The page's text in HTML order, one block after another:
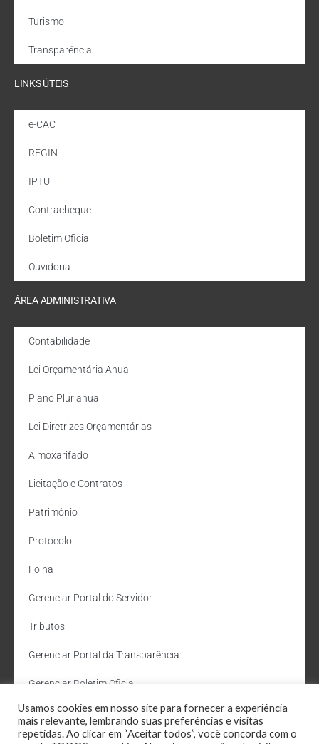
Turismo
Transparência
LINKS ÚTEIS
e-CAC
REGIN
IPTU
Contracheque
Boletim Oficial
Ouvidoria
ÁREA ADMINISTRATIVA
Contabilidade
Lei Orçamentária Anual
Plano Plurianual
Lei Diretrizes Orçamentárias
Almoxarifado
Licitação e Contratos
Patrimônio
Protocolo
Folha
Gerenciar Portal do Servidor
Tributos
Gerenciar Portal da Transparência
Gerenciar Boletim Oficial
Departamento de Água e Esgoto
Administração Site
Usamos cookies em nosso site para fornecer a experiência
mais relevante, lembrando suas preferências e visitas
repetidas. Ao clicar em “Aceitar todos”, você concorda com o